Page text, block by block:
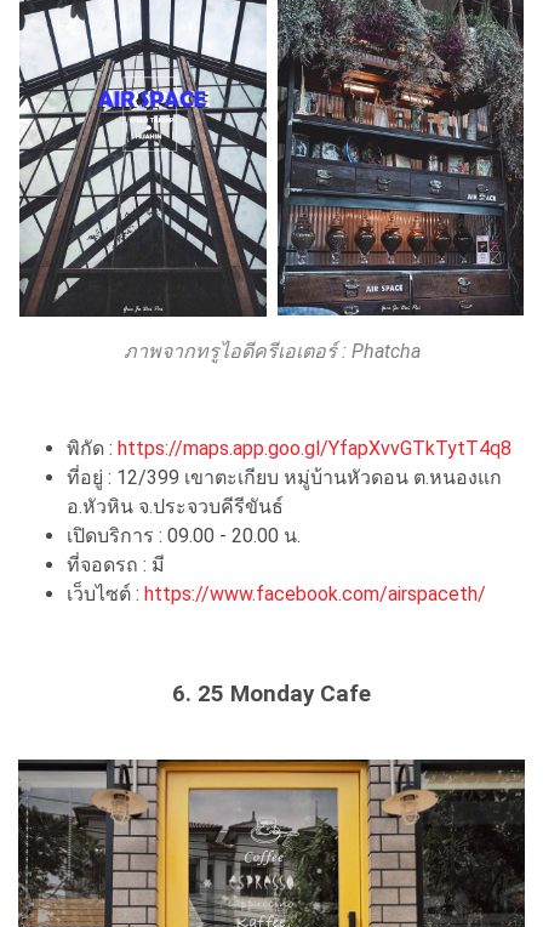
ภาพจากทรูไอดีครีเอเตอร์ : Phatcha
พิกัด : https://maps.app.goo.gl/YfapXvvGTkTytT4q8
ที่อยู่ : 12/399 เขาตะเกียบ หมู่บ้านหัวดอน ต.หนองแก
อ.หัวหิน จ.ประจวบคีรีขันธ์
เปิดบริการ : 09.00 - 20.00 น.
ที่จอดรถ : มี
เว็บไซต์ : https://www.facebook.com/airspaceth/
6. 25 Monday Cafe